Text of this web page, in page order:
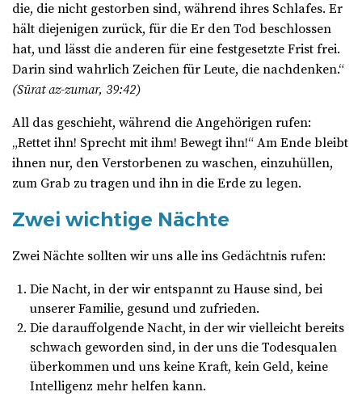
die, die nicht gestorben sind, während ihres Schlafes. Er
hält diejenigen zurück, für die Er den Tod beschlossen
hat, und lässt die anderen für eine festgesetzte Frist frei.
Darin sind wahrlich Zeichen für Leute, die nachdenken.“
(Sūrat az-zumar, 39:42)
All das geschieht, während die Angehörigen rufen:
„Rettet ihn! Sprecht mit ihm! Bewegt ihn!“ Am Ende bleibt
ihnen nur, den Verstorbenen zu waschen, einzuhüllen,
zum Grab zu tragen und ihn in die Erde zu legen.
Zwei wichtige Nächte
Zwei Nächte sollten wir uns alle ins Gedächtnis rufen:
Die Nacht, in der wir entspannt zu Hause sind, bei
unserer Familie, gesund und zufrieden.
Die darauffolgende Nacht, in der wir vielleicht bereits
schwach geworden sind, in der uns die Todesqualen
überkommen und uns keine Kraft, kein Geld, keine
Intelligenz mehr helfen kann.